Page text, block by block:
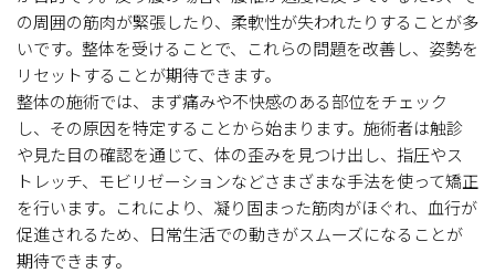
の周囲の筋肉が緊張したり、柔軟性が失われたりすることが多
いです。整体を受けることで、これらの問題を改善し、姿勢を
リセットすることが期待できます。
整体の施術では、まず痛みや不快感のある部位をチェック
し、その原因を特定することから始まります。施術者は触診
や見た目の確認を通じて、体の歪みを見つけ出し、指圧やス
トレッチ、モビリゼーションなどさまざまな手法を使って矯正
を行います。これにより、凝り固まった筋肉がほぐれ、血行が
促進されるため、日常生活での動きがスムーズになることが
期待できます。